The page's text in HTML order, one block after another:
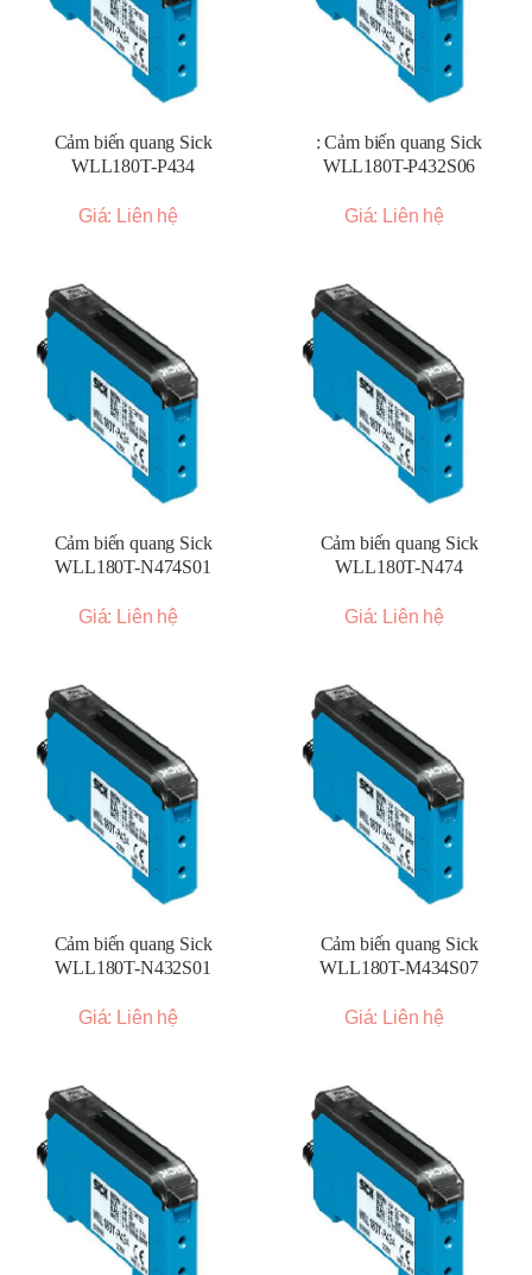
Cảm biến quang Sick
WLL180T-P434
Giá: Liên hệ
: Cảm biến quang Sick
WLL180T-P432S06
Giá: Liên hệ
Cảm biến quang Sick
WLL180T-N474S01
Giá: Liên hệ
Cảm biến quang Sick
WLL180T-N474
Giá: Liên hệ
Cảm biến quang Sick
WLL180T-N432S01
Giá: Liên hệ
Cảm biến quang Sick
WLL180T-M434S07
Giá: Liên hệ